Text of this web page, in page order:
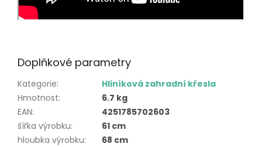
Doplňkové parametry
Kategorie:
Hliníková zahradní křesla
Hmotnost:
6.7 kg
EAN:
4251785702603
šířka výrobku:
61 cm
hloubka výrobku:
68 cm